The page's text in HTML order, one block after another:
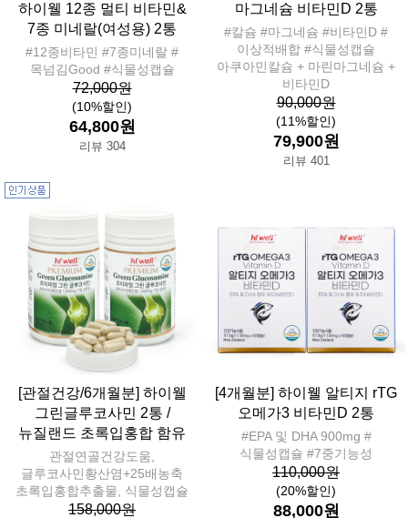
하이웰 12종 멀티 비타민&
7종 미네랄(여성용) 2통
#12종비타민 #7종미네랄 #
목넘김Good #식물성캡슐
72,000원
(10%할인)
64,800원
리뷰 304
마그네슘 비타민D 2통
#칼슘 #마그네슘 #비타민D #
이상적배합 #식물성캡슐
아쿠아민칼슘 + 마린마그네슘 +
비타민D
90,000원
(11%할인)
79,900원
리뷰 401
[관절건강/6개월분] 하이웰
그린글루코사민 2통 /
뉴질랜드 초록입홍합 함유
관절연골건강도움,
글루코사민황산염+25배농축
초록입홍합추출물, 식물성캡슐
158,000원
[4개월분] 하이웰 알티지 rTG
오메가3 비타민D 2통
#EPA 및 DHA 900mg #
식물성캡슐 #7중기능성
110,000원
(20%할인)
88,000원